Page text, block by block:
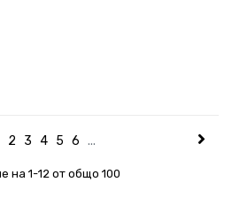
на 1-12 от общо 100
2 3 4 5 6 ...